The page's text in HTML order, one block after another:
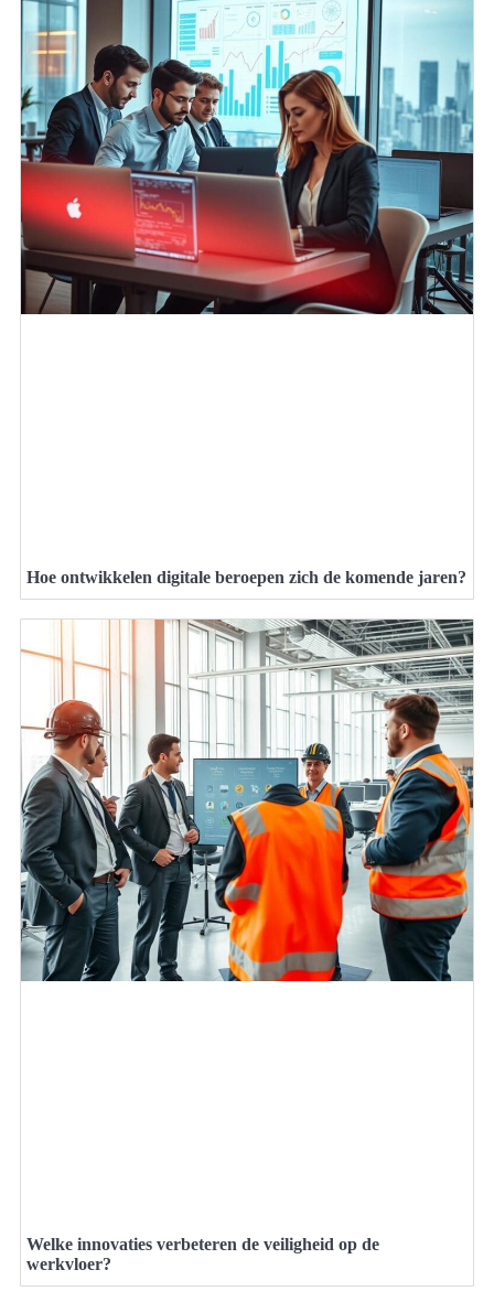
Hoe ontwikkelen digitale beroepen zich de komende jaren?
Welke innovaties verbeteren de veiligheid op de
werkvloer?